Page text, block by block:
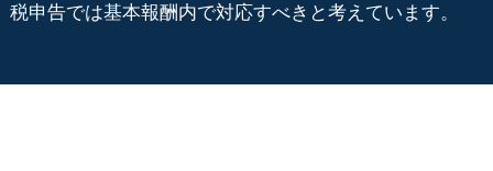
税申告では基本報酬内で対応すべきと考えています。